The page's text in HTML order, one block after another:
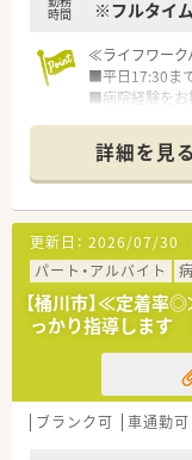
時間
※フルタイ
≪ライフワー
■平日17:30ま
■病院経験をお
■家庭と仕事を
す。
≪１日のお仕
■１日の処方せ
す。
■入院患者さん
好な関係性を築
■現在のところ
■調剤効率化の
導入しておりま
詳細を見る
更新日： 2026/07/30
パート・アルバイト
【桶川市】≪定着
っかり指導します
ブランク可 車通勤可